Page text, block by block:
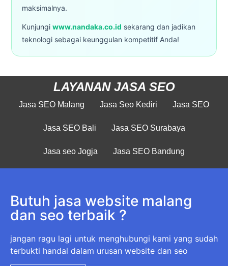
maksimalnya.
Kunjungi www.nandaka.co.id sekarang dan jadikan
teknologi sebagai keunggulan kompetitif Anda!
LAYANAN JASA SEO
Jasa SEO Malang Jasa Seo Kediri Jasa SEO
Jasa SEO Bali Jasa SEO Surabaya
Jasa seo Jogja Jasa SEO Bandung
Butuh jasa website malang
dan seo terbaik ?
jangan ragu lagi untuk menghubungi kami yang sudah
terbukti handal dalam urusan website dan seo